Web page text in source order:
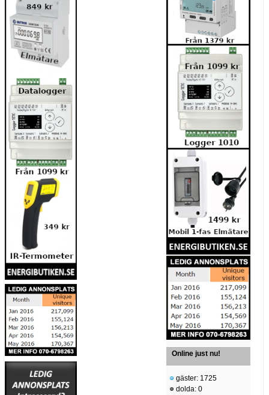
Online just nu!
gäster: 1725
dolda: 0